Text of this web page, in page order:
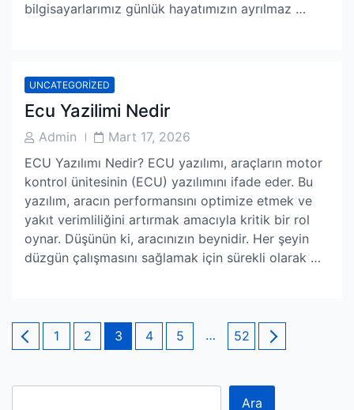
bilgisayarlarımız günlük hayatımızın ayrılmaz …
UNCATEGORIZED
Ecu Yazilimi Nedir
PostAdmin
PostMart 17, 2026
ECU Yazılımı Nedir? ECU yazılımı, araçların motor
kontrol ünitesinin (ECU) yazılımını ifade eder. Bu
yazılım, aracın performansını optimize etmek ve
yakıt verimliliğini artırmak amacıyla kritik bir rol
oynar. Düşünün ki, aracınızın beynidir. Her şeyin
düzgün çalışmasını sağlamak için sürekli olarak …
Yazı
sayfalaması
Page
1 Page
2 Page
3 Page
4 Page
5 … Page
52
Ara